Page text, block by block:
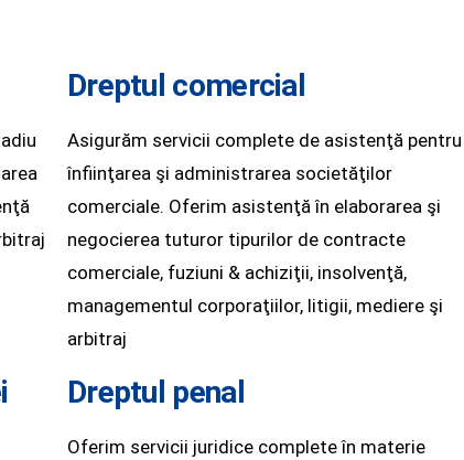
Dreptul comercial
Asigurăm servicii complete de asistenţă pentru
înfiinţarea şi administrarea societăţilor
comerciale. Oferim asistenţă în elaborarea şi
negocierea tuturor tipurilor de contracte
comerciale, fuziuni & achiziţii, insolvenţă,
managementul corporaţiilor, litigii, mediere şi
arbitraj
Dreptul penal
Oferim servicii juridice complete în materie